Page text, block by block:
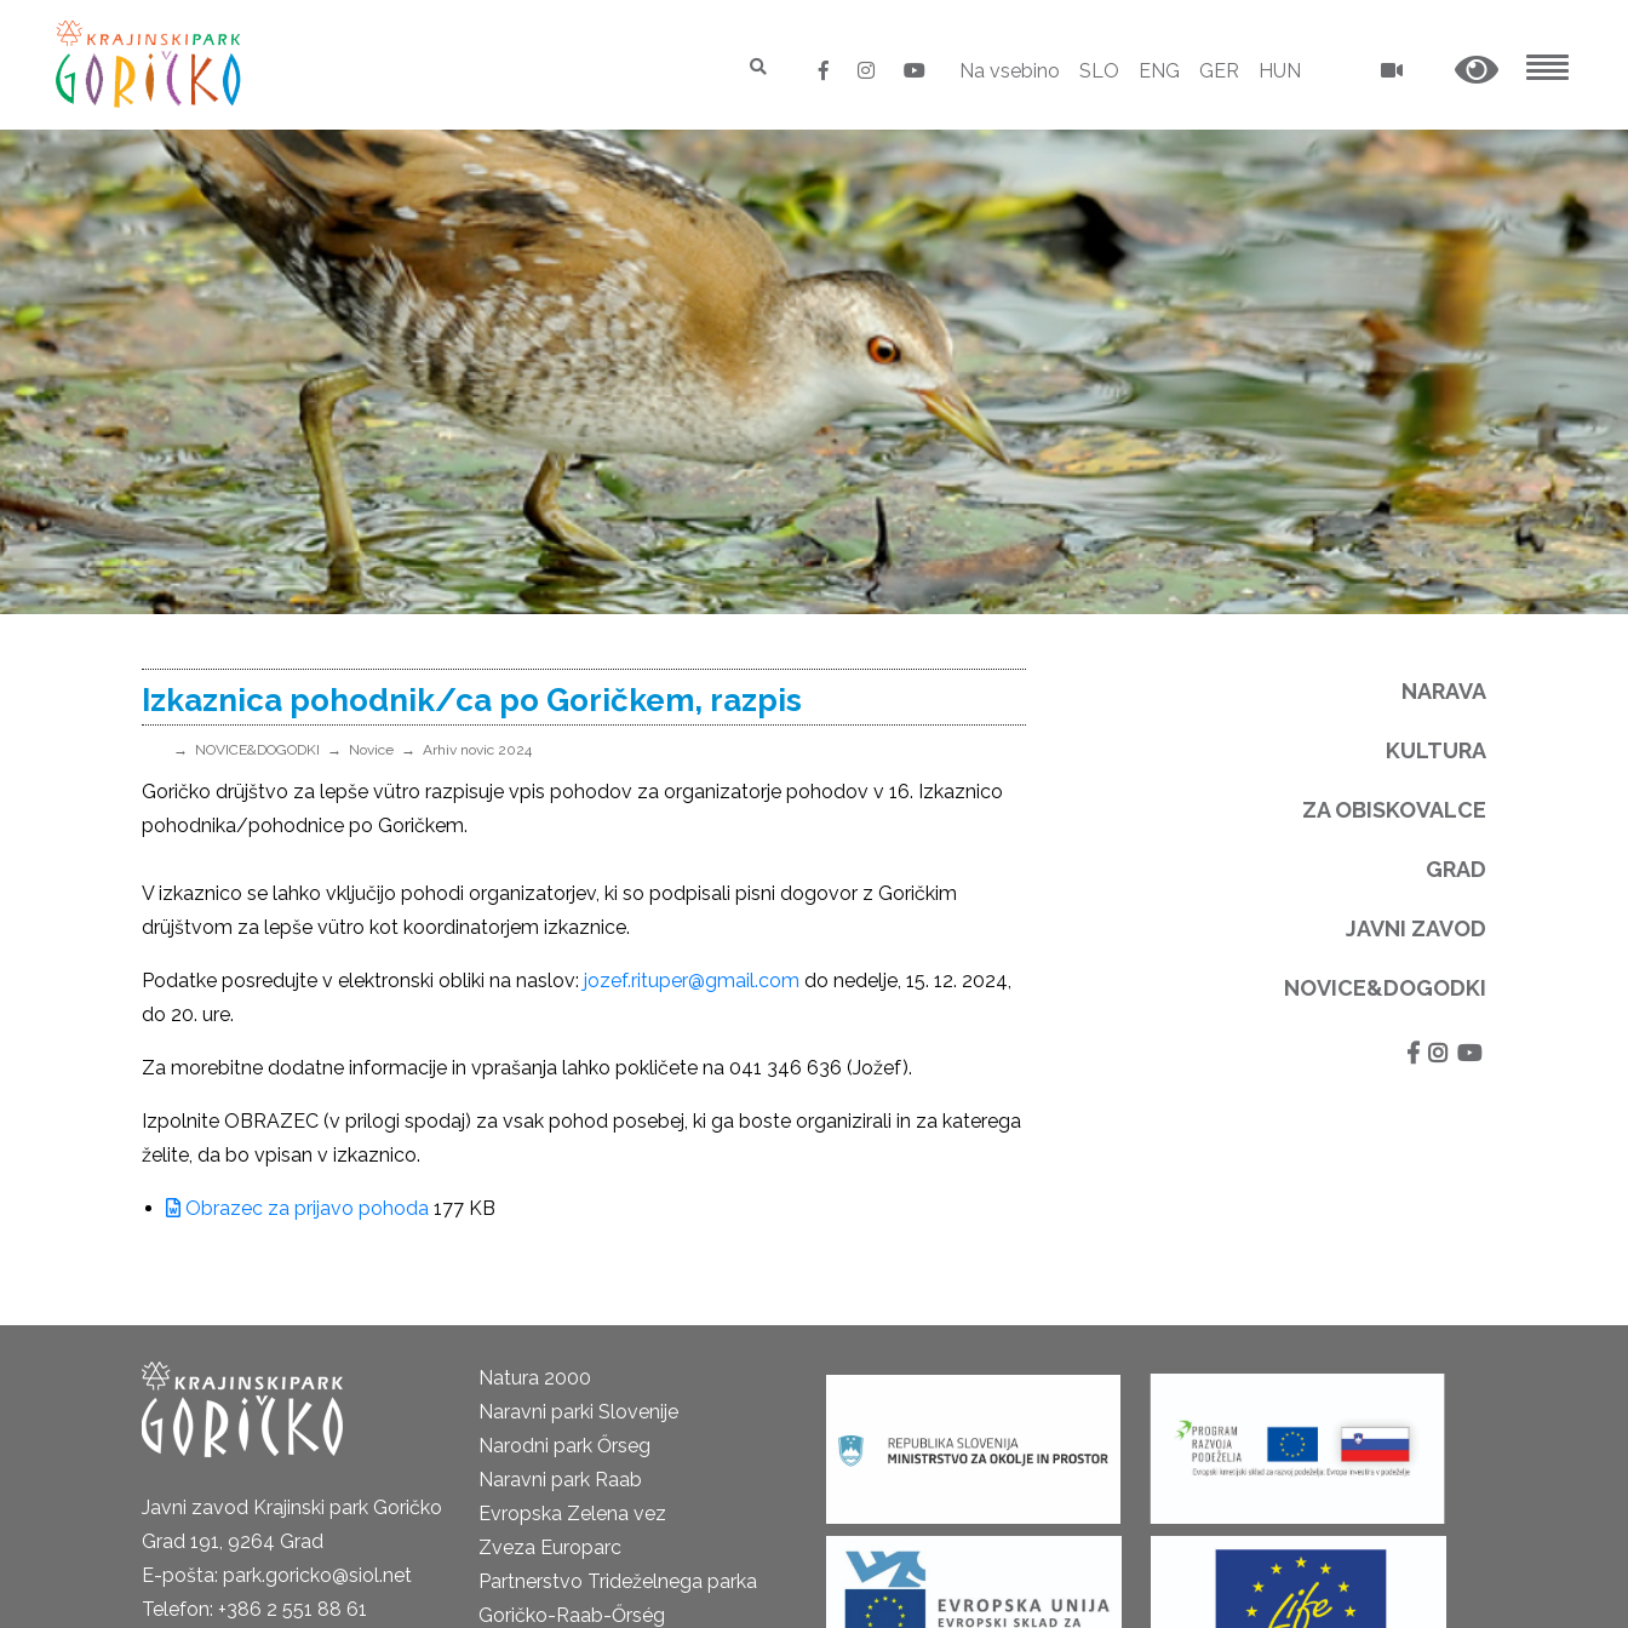
Na vsebino SLO ENG GER HUN
Izkaznica pohodnik/ca po Goričkem, razpis
NOVICE&DOGODKI Novice Arhiv novic 2024
Goričko drüjštvo za lepše vütro razpisuje vpis pohodov za organizatorje pohodov v 16. Izkaznico
pohodnika/pohodnice po Goričkem.
V izkaznico se lahko vključijo pohodi organizatorjev, ki so podpisali pisni dogovor z Goričkim
drüjštvom za lepše vütro kot koordinatorjem izkaznice.
Podatke posredujte v elektronski obliki na naslov: jozef.rituper@gmail.com do nedelje, 15. 12. 2024,
do 20. ure.
Za morebitne dodatne informacije in vprašanja lahko pokličete na 041 346 636 (Jožef).
Izpolnite OBRAZEC (v prilogi spodaj) za vsak pohod posebej, ki ga boste organizirali in za katerega
želite, da bo vpisan v izkaznico.
Obrazec za prijavo pohoda 177 KB
NARAVA
KULTURA
ZA OBISKOVALCE
GRAD
JAVNI ZAVOD
NOVICE&DOGODKI
Javni zavod Krajinski park Goričko
Grad 191, 9264 Grad
E-pošta: park.goricko@siol.net
Telefon: +386 2 551 88 61
Natura 2000
Naravni parki Slovenije
Narodni park Őrseg
Naravni park Raab
Evropska Zelena vez
Zveza Europarc
Partnerstvo Trideželnega parka
Goričko-Raab-Őrség